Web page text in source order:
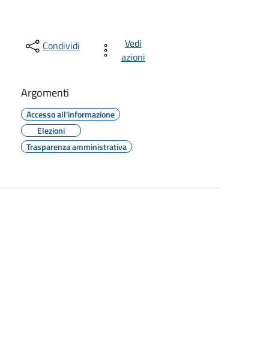
Condividi
Vedi
azioni
Argomenti
Accesso all'informazione
Elezioni
Trasparenza amministrativa